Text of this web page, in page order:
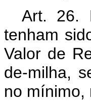
Art. 26.
tenham
Valor de
de-milha,
no mínimo,